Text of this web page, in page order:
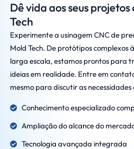
Dê vida aos seus
Tech
Experimente a usinagem CNC de
Mold Tech. De protótipos complexos
larga escala, estamos prontos para
ideias em realidade. Entre em
mesmo para discutir as necessidades
Conhecimento especializado
Ampliação do alcance do
Tecnologia avançada integrada